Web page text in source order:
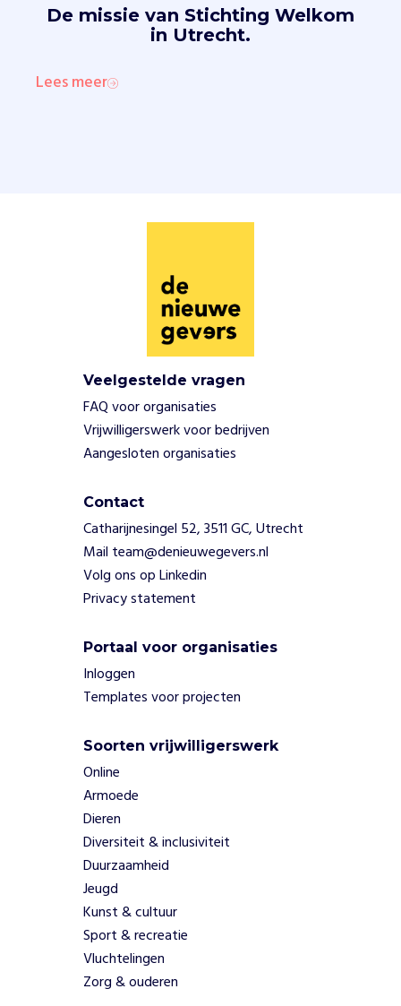
De missie van Stichting Welkom
in Utrecht.
Lees meer
Veelgestelde vragen
FAQ voor organisaties
Vrijwilligerswerk voor bedrijven
Aangesloten organisaties
Contact
Catharijnesingel 52, 3511 GC, Utrecht
Mail team@denieuwegevers.nl
Volg ons op Linkedin
Privacy statement
Portaal voor organisaties
Inloggen
Templates voor projecten
Soorten vrijwilligerswerk
Online
Armoede
Dieren
Diversiteit & inclusiviteit
Duurzaamheid
Jeugd
Kunst & cultuur
Sport & recreatie
Vluchtelingen
Zorg & ouderen